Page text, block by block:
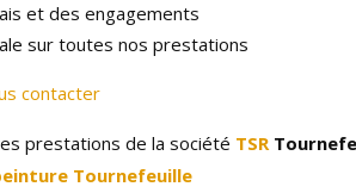
et des engagements
sur toutes nos prestations
contacter
prestations de la société TSR
Tournefeuille